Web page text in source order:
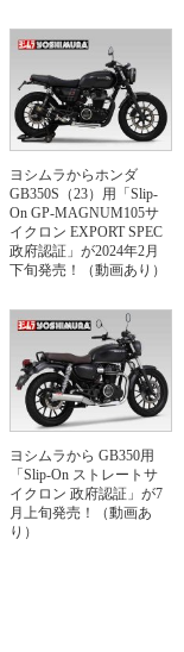
ヨシムラからホンダ
GB350S（23）用「Slip-
On GP-MAGNUM105サ
イクロン EXPORT SPEC
政府認証」が2024年2月
下旬発売！（動画あり）
ヨシムラから GB350用
「Slip-On ストレートサ
イクロン 政府認証」が7
月上旬発売！（動画あ
り）